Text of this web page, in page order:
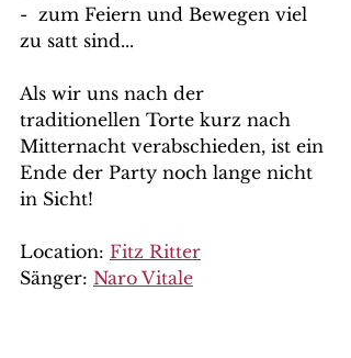
-  zum Feiern und Bewegen viel
zu satt sind...
Als wir uns nach der
traditionellen Torte kurz nach
Mitternacht verabschieden, ist ein
Ende der Party noch lange nicht
in Sicht!
Location: Fitz Ritter
Sänger: Naro Vitale